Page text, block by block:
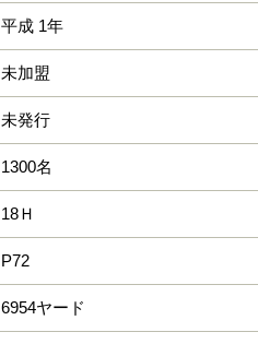
平成 1年
未加盟
未発行
1300名
18Ｈ
P72
6954ヤード